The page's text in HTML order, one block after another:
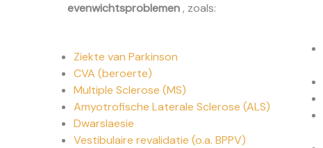
evenwichtsproblemen, zoals:
Ziekte van Parkinson
CVA (beroerte)
Multiple Sclerose (MS)
Amyotrofische Laterale Sclerose (ALS)
Dwarslaesie
Vestibulaire revalidatie (o.a. BPPV)